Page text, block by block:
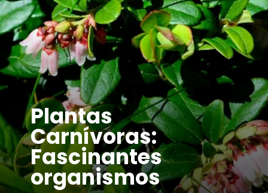
Plantas
Carnívoras:
Fascinantes
organismos